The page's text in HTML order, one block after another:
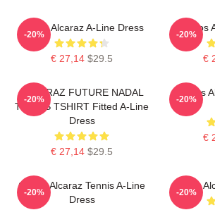
Carlos Alcaraz A-Line Dress
€ 27,14 $29.5
-20%
Carlos
€
-20%
ALCARAZ FUTURE NADAL
TENNIS TSHIRT Fitted A-Line
Dress
€ 27,14 $29.5
-20%
Carlos
€
-20%
Carlos Alcaraz Tennis A-Line
Dress
-20%
Carlos
-20%